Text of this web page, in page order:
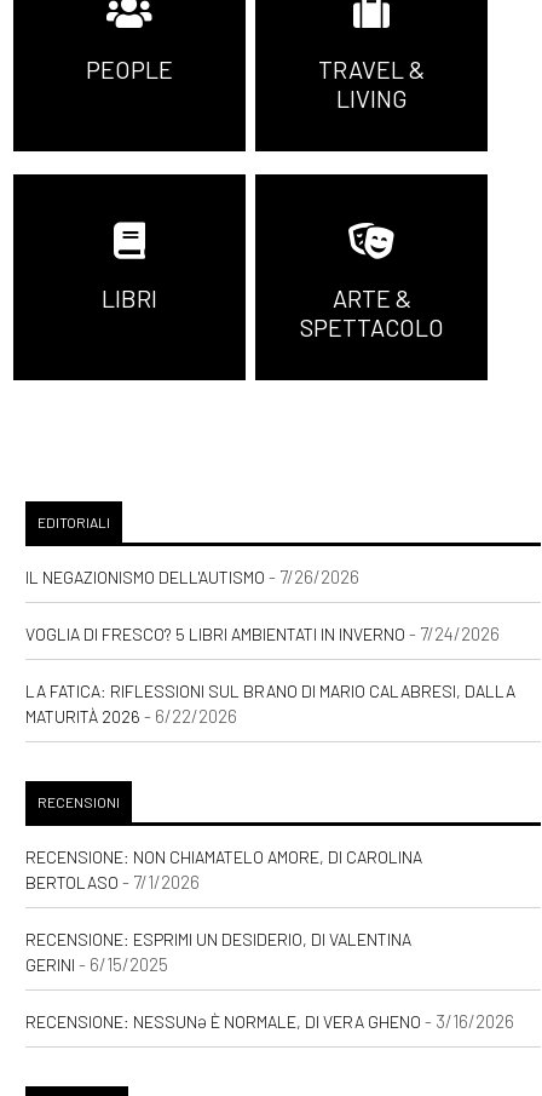
PEOPLE
TRAVEL &
LIVING
LIBRI
ARTE &
SPETTACOLO
EDITORIALI
IL NEGAZIONISMO DELL'AUTISMO - 7/26/2026
VOGLIA DI FRESCO? 5 LIBRI AMBIENTATI IN INVERNO - 7/24/2026
LA FATICA: RIFLESSIONI SUL BRANO DI MARIO CALABRESI, DALLA
MATURITÀ 2026 - 6/22/2026
RECENSIONI
RECENSIONE: NON CHIAMATELO AMORE, DI CAROLINA
BERTOLASO - 7/1/2026
RECENSIONE: ESPRIMI UN DESIDERIO, DI VALENTINA
GERINI - 6/15/2025
RECENSIONE: NESSUNƏ È NORMALE, DI VERA GHENO - 3/16/2026